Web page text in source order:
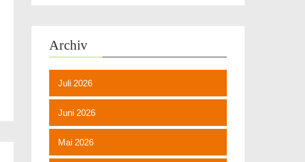
Archiv
Juli 2026
Juni 2026
Mai 2026